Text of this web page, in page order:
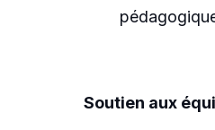
Soutien aux